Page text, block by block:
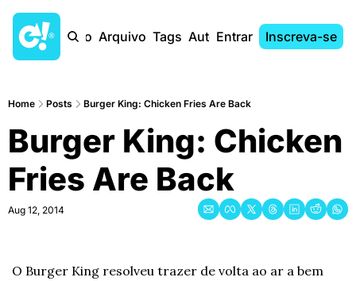
Início Arquivo Tags AutoresEntrar Inscreva-se
Home Posts Burger King: Chicken Fries Are Back
Burger King: Chicken
Fries Are Back
Aug 12, 2014
O Burger King resolveu trazer de volta ao ar a bem